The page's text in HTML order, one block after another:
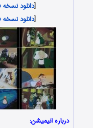
[دانلود نسخه 720p با حجم 769 مگابایت
[دانلود نسخه 480p با حجم 525 مگابایت
درباره انیمیشن: